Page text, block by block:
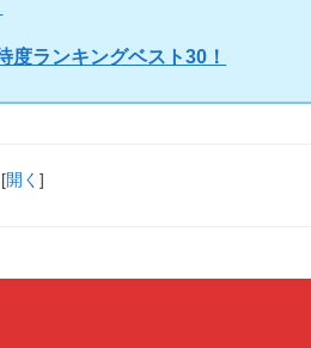
度ランキングベスト30！
[開く ]